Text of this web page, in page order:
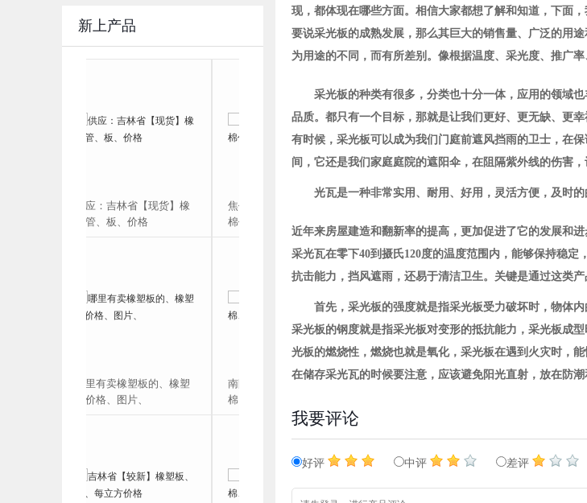
现，都体现在哪些方面。相信大家都想了解和知道，下面
要说采光板的成熟发展，那么其巨大的销售量、广泛的用
为用途的不同，而有所差别。像根据温度、采光度、推广
采光板的种类有很多，分类也十分一体，应用的领域
品质。都只有一个目标，那就是让我们更好、更无缺、更幸
有时候，采光板可以成为我们门庭前遮风挡雨的卫士，在
间，它还是我们家庭庭院的遮阳伞，在阻隔紫外线的伤害
光瓦是一种非常实用、耐用、好用，灵活方便，及时
近年来房屋建造和翻新率的提高，更加促进了它的发展和进
采光瓦在零下40到摄氏120度的温度范围内，能够保持稳
抗击能力，挡风遮雨，还易于清洁卫生。关键是通过这类
首先，采光板的强度就是指采光板受力破坏时，物体
采光板的钢度就是指采光板对变形的抵抗能力，采光板成
光板的燃烧性，燃烧也就是氧化，采光板在遇到火灾时，
在储存采光瓦的时候要注意，应该避免阳光直射，放在防
我要评论
好评 中评 差评
新上产品
供应：吉林省【现货】橡
塑管、板、价格
哪里有卖橡塑板的、橡塑
管价格、图片、
棉价格￥￥生产厂家
南阳市【钢结构】玻璃